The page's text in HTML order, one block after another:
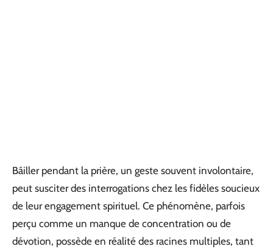
Bâiller pendant la prière, un geste souvent involontaire,
peut susciter des interrogations chez les fidèles soucieux
de leur engagement spirituel. Ce phénomène, parfois
perçu comme un manque de concentration ou de
dévotion, possède en réalité des racines multiples, tant